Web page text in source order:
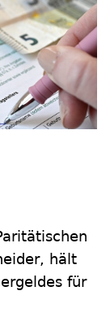
hält
für